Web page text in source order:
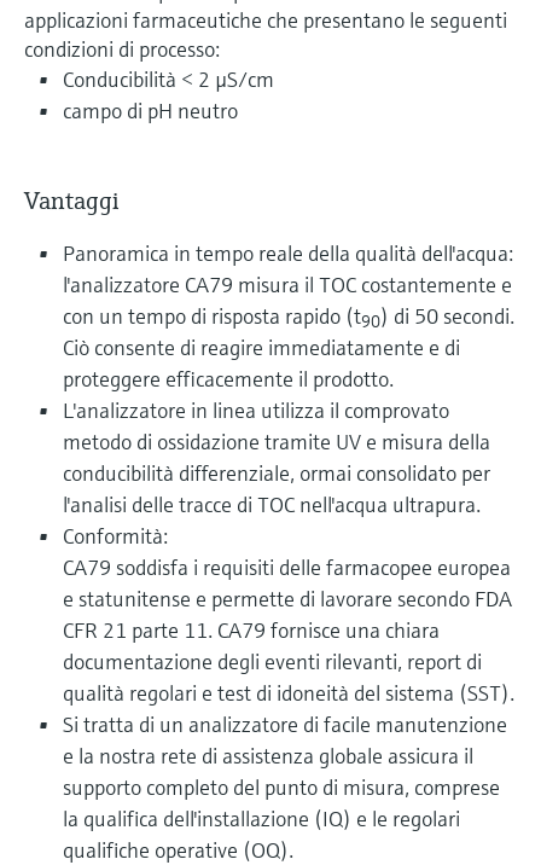
applicazioni farmaceutiche che presentano le seguenti
condizioni di processo:
Conducibilità < 2 µS/cm
campo di pH neutro
Vantaggi
Panoramica in tempo reale della qualità dell'acqua:
l'analizzatore CA79 misura il TOC costantemente e
con un tempo di risposta rapido (t90) di 50 secondi.
Ciò consente di reagire immediatamente e di
proteggere efficacemente il prodotto.
L'analizzatore in linea utilizza il comprovato
metodo di ossidazione tramite UV e misura della
conducibilità differenziale, ormai consolidato per
l'analisi delle tracce di TOC nell'acqua ultrapura.
Conformità:
CA79 soddisfa i requisiti delle farmacopee europea
e statunitense e permette di lavorare secondo FDA
CFR 21 parte 11. CA79 fornisce una chiara
documentazione degli eventi rilevanti, report di
qualità regolari e test di idoneità del sistema (SST).
Si tratta di un analizzatore di facile manutenzione
e la nostra rete di assistenza globale assicura il
supporto completo del punto di misura, comprese
la qualifica dell'installazione (IQ) e le regolari
qualifiche operative (OQ).